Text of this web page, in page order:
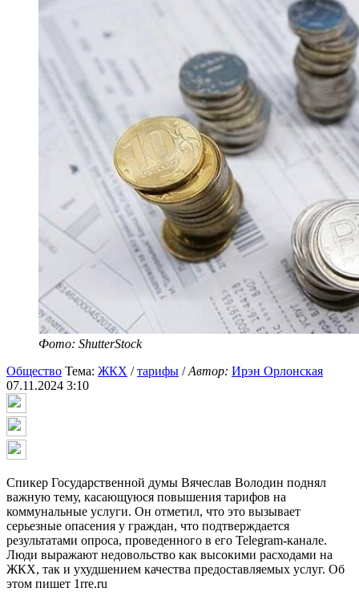
Фото: ShutterStock
Общество Тема: ЖКХ /тарифы /Автор: Ирэн Орлонская
07.11.2024 3:10
Спикер Государственной думы Вячеслав Володин поднял
важную тему, касающуюся повышения тарифов на
коммунальные услуги. Он отметил, что это вызывает
серьезные опасения у граждан, что подтверждается
результатами опроса, проведенного в его Telegram-канале.
Люди выражают недовольство как высокими расходами на
ЖКХ, так и ухудшением качества предоставляемых услуг. Об
этом пишет 1rre.ru